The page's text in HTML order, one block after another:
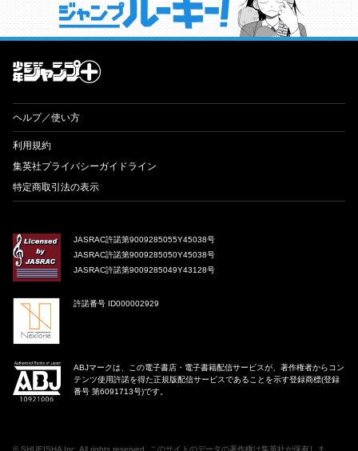
才能溢れる投稿作が読み放題！ ジャンプルーキー！
ヘルプ／使い方
利用規約
集英社プライバシーガイドライン
特定商取引法の表示
JASRAC許諾第9009285055Y45038号
JASRAC許諾第9009285050Y45038号
JASRAC許諾第9009285049Y43128号
許諾番号 ID000002929
ABJマークは、この電子書店・電子書籍配信サービスが、著作権者からコン
テンツ使用許諾を得た正規版配信サービスであることを示す登録商標(登録
番号 第6091713号)です。
© SHUEISHA Inc . All rights reserved. このサイトのデータの著作権は集英社が保有しま